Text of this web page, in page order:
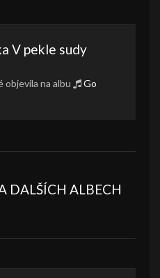
V pekle sudy
objevila na albu
Go
DALŠÍCH ALBECH